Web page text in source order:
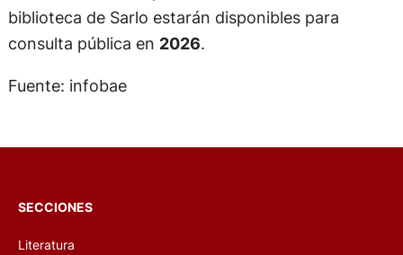
biblioteca de Sarlo estarán disponibles para
consulta pública en 2026.
Fuente: infobae
SECCIONES
Literatura